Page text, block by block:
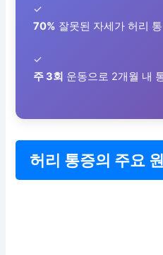
✓
70% 잘못된 자세가 허리
✓
주 3회 운동으로 2개월 내
허리 통증의 주요